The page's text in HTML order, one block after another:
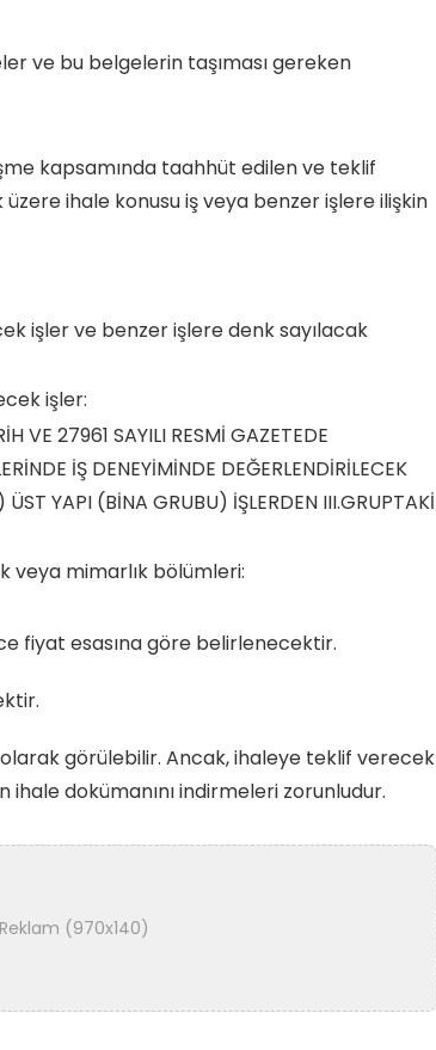
ve bu belgelerin taşıması gereken
kapsamında taahhüt edilen ve teklif
ihale konusu iş veya benzer işlere ilişkin
işler ve benzer işlere denk sayılacak
işler:
VE 27961 SAYILI RESMİ GAZETEDE
İŞ DENEYİMİNDE DEĞERLENDİRİLECEK
ÜST YAPI (BİNA GRUBU) İŞLERDEN III.GRUPTAKİ
veya mimarlık bölümleri:
fiyat esasına göre belirlenecektir.
görülebilir. Ancak, ihaleye teklif verecek
ihale dokümanını indirmeleri zorunludur.
(970x140)